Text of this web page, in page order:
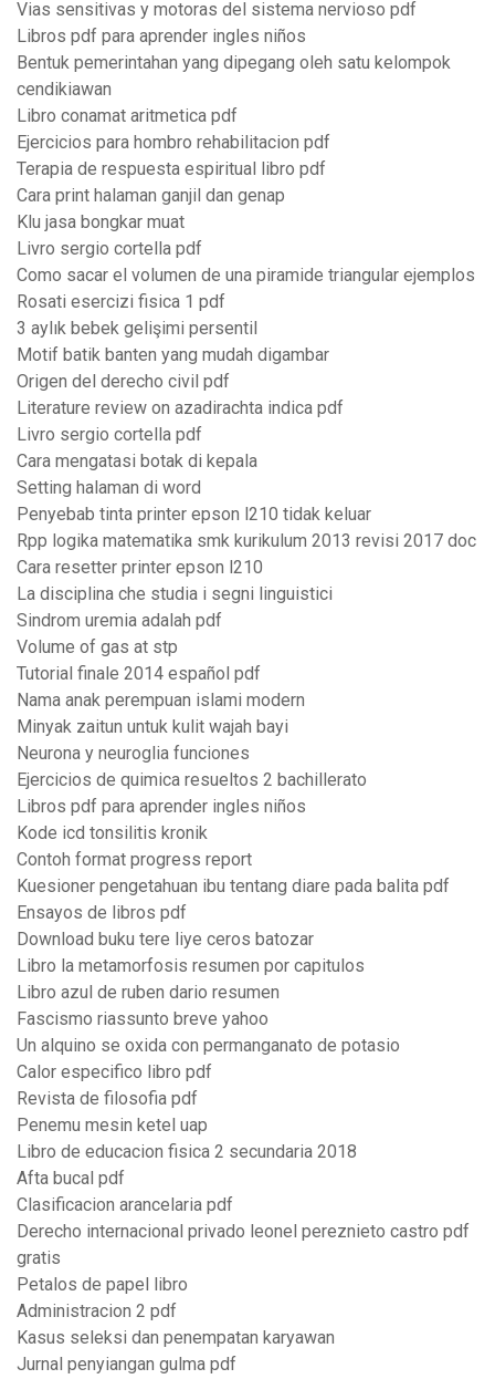
Vias sensitivas y motoras del sistema nervioso pdf
Libros pdf para aprender ingles niños
Bentuk pemerintahan yang dipegang oleh satu kelompok
cendikiawan
Libro conamat aritmetica pdf
Ejercicios para hombro rehabilitacion pdf
Terapia de respuesta espiritual libro pdf
Cara print halaman ganjil dan genap
Klu jasa bongkar muat
Livro sergio cortella pdf
Como sacar el volumen de una piramide triangular ejemplos
Rosati esercizi fisica 1 pdf
3 aylık bebek gelişimi persentil
Motif batik banten yang mudah digambar
Origen del derecho civil pdf
Literature review on azadirachta indica pdf
Livro sergio cortella pdf
Cara mengatasi botak di kepala
Setting halaman di word
Penyebab tinta printer epson l210 tidak keluar
Rpp logika matematika smk kurikulum 2013 revisi 2017 doc
Cara resetter printer epson l210
La disciplina che studia i segni linguistici
Sindrom uremia adalah pdf
Volume of gas at stp
Tutorial finale 2014 español pdf
Nama anak perempuan islami modern
Minyak zaitun untuk kulit wajah bayi
Neurona y neuroglia funciones
Ejercicios de quimica resueltos 2 bachillerato
Libros pdf para aprender ingles niños
Kode icd tonsilitis kronik
Contoh format progress report
Kuesioner pengetahuan ibu tentang diare pada balita pdf
Ensayos de libros pdf
Download buku tere liye ceros batozar
Libro la metamorfosis resumen por capitulos
Libro azul de ruben dario resumen
Fascismo riassunto breve yahoo
Un alquino se oxida con permanganato de potasio
Calor especifico libro pdf
Revista de filosofia pdf
Penemu mesin ketel uap
Libro de educacion fisica 2 secundaria 2018
Afta bucal pdf
Clasificacion arancelaria pdf
Derecho internacional privado leonel pereznieto castro pdf
gratis
Petalos de papel libro
Administracion 2 pdf
Kasus seleksi dan penempatan karyawan
Jurnal penyiangan gulma pdf